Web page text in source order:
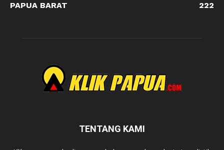
PAPUA BARAT
222
TENTANG KAMI